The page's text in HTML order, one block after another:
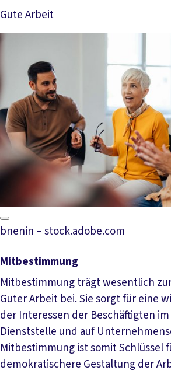
Gute Arbeit
Mehr lesen
bnenin – stock.adobe.com
Mitbestimmung
Mitbestimmung trägt wesentlich
Guter Arbeit bei. Sie sorgt für eine
der Interessen der Beschäftigten
Dienststelle und auf
Mitbestimmung ist somit Schlüssel
demokratischere Gestaltung der